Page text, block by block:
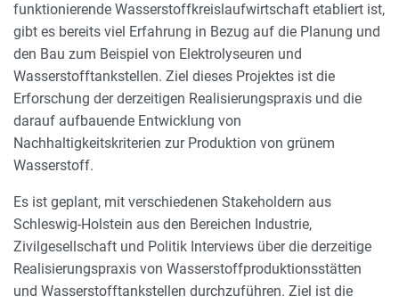
funktionierende Wasserstoffkreislaufwirtschaft etabliert ist,
gibt es bereits viel Erfahrung in Bezug auf die Planung und
den Bau zum Beispiel von Elektrolyseuren und
Wasserstofftankstellen. Ziel dieses Projektes ist die
Erforschung der derzeitigen Realisierungspraxis und die
darauf aufbauende Entwicklung von
Nachhaltigkeitskriterien zur Produktion von grünem
Wasserstoff.
Es ist geplant, mit verschiedenen Stakeholdern aus
Schleswig-Holstein aus den Bereichen Industrie,
Zivilgesellschaft und Politik Interviews über die derzeitige
Realisierungspraxis von Wasserstoffproduktionsstätten
und Wasserstofftankstellen durchzuführen. Ziel ist die